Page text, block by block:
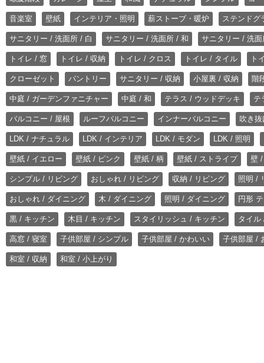
音楽室 壁紙 インテリア・照明 薪ストーブ・暖炉 ステンドグ
サニタリー / 洗面所 / 白 サニタリー / 洗面所 / 和 サニタリー / 洗
トイレ / 窓 トイレ / 収納 トイレ / クロス トイレ / タイル ト
クローゼット パントリー サニタリー / 収納 小屋裏 / 収納 階
中庭 / ガーデンファニチャー 中庭 / 和 テラス / ウッドデッキ テ
バルコニー / 屋根 ルーフバルコニー インナーバルコニー 吹き
LDK / ナチュラル LDK / インテリア LDK / モダン LDK / 照明
壁紙 / イエロー 壁紙 / ピンク 壁紙 / 柄 壁紙 / ストライプ 壁
シンプル / リビング おしゃれ / リビング 収納 / リビング 照明 /
おしゃれ / ダイニング 木 / ダイニング 照明 / ダイニング 円形
黒 / キッチン 木目 / キッチン スタイリッシュ / キッチン タイル
高窓 / 寝室 子供部屋 / シンプル 子供部屋 / かわいい 子供部屋 /
和室 / 収納 和室 / 小上がり